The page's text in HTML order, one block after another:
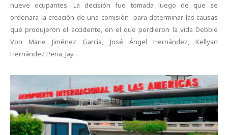
nueve ocupantes. La decisión fue tomada luego de que se
ordenara la creación de una comisión para determinar las causas
que produjeron el accidente, en el que perdieron la vida Debbie
Von Marie Jiménez García, José Ángel Hernández, Kellyan
Hernández Pena, Jay…